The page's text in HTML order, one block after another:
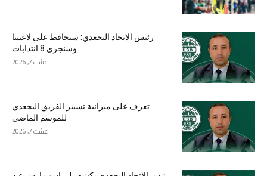
رئيس الاتحاد البجعدي: سنحافظ على لاعبينا
وسنجري 8 انتدابات
غشت 7, 2026
تعرف على ميزانية تسيير الفريق البجعدي
للموسم الماضي
غشت 7, 2026